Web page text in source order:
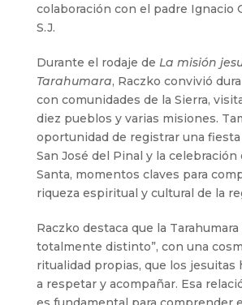
colaboración con el padre Ignacio
S.J.
Durante el rodaje de La misión
Tarahumara, Raczko convivió
con comunidades de la Sierra,
diez pueblos y varias misiones.
oportunidad de registrar una
San José del Pinal y la celebración
Santa, momentos claves para
riqueza espiritual y cultural de la
Raczko destaca que la
totalmente distinto”, con una
ritualidad propias, que los jesuitas
a respetar y acompañar. Esa